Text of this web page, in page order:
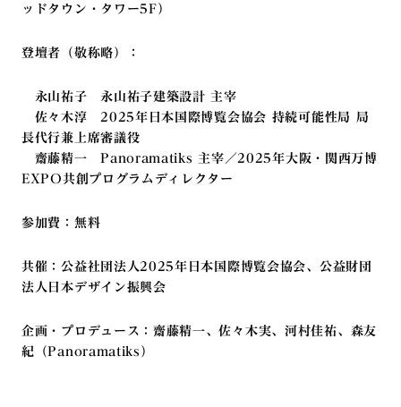
ッドタウン・タワー5F）
登壇者（敬称略）：
永山祐子 永山祐子建築設計 主宰
佐々木淳 2025年日本国際博覧会協会 持続可能性局 局
長代行兼上席審議役
齋藤精一 Panoramatiks 主宰／2025年大阪・関西万博
EXPO共創プログラムディレクター
参加費：無料
共催：公益社団法人2025年日本国際博覧会協会、公益財団
法人日本デザイン振興会
企画・プロデュース：齋藤精一、佐々木実、河村佳祐、森友
紀（Panoramatiks）